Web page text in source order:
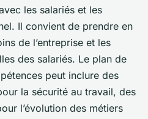
les salariés et les
Il convient de prendre en
de l’entreprise et les
des salariés. Le plan de
peut inclure des
la sécurité au travail, des
l’évolution des métiers